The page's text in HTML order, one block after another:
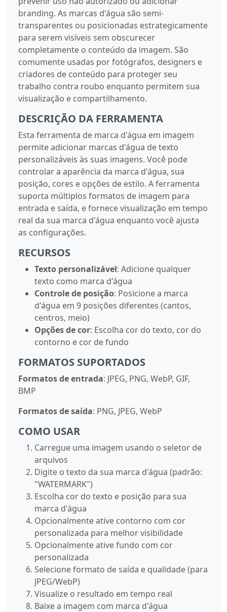
branding. As marcas d'água são semi-
transparentes ou posicionadas estrategicamente
para serem visíveis sem obscurecer
completamente o conteúdo da imagem. São
comumente usadas por fotógrafos, designers e
criadores de conteúdo para proteger seu
trabalho contra roubo enquanto permitem sua
visualização e compartilhamento.
DESCRIÇÃO DA FERRAMENTA
Esta ferramenta de marca d'água em imagem
permite adicionar marcas d'água de texto
personalizáveis às suas imagens. Você pode
controlar a aparência da marca d'água, sua
posição, cores e opções de estilo. A ferramenta
suporta múltiplos formatos de imagem para
entrada e saída, e fornece visualização em tempo
real da sua marca d'água enquanto você ajusta
as configurações.
RECURSOS
Texto personalizável: Adicione qualquer
texto como marca d'água
Controle de posição: Posicione a marca
d'água em 9 posições diferentes (cantos,
centros, meio)
Opções de cor: Escolha cor do texto, cor do
contorno e cor de fundo
FORMATOS SUPORTADOS
Formatos de entrada: JPEG, PNG, WebP, GIF,
BMP
Formatos de saída: PNG, JPEG, WebP
COMO USAR
Carregue uma imagem usando o seletor de
arquivos
Digite o texto da sua marca d'água (padrão:
"WATERMARK")
Escolha cor do texto e posição para sua
marca d'água
Opcionalmente ative contorno com cor
personalizada para melhor visibilidade
Opcionalmente ative fundo com cor
personalizada
Selecione formato de saída e qualidade (para
JPEG/WebP)
Visualize o resultado em tempo real
Baixe a imagem com marca d'água